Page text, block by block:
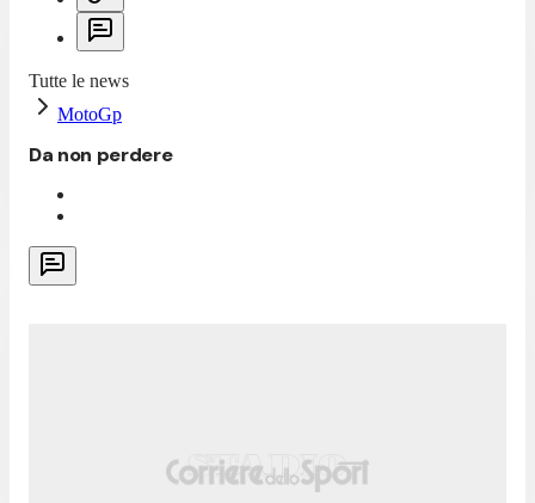
Tutte le news
MotoGp
Da non perdere